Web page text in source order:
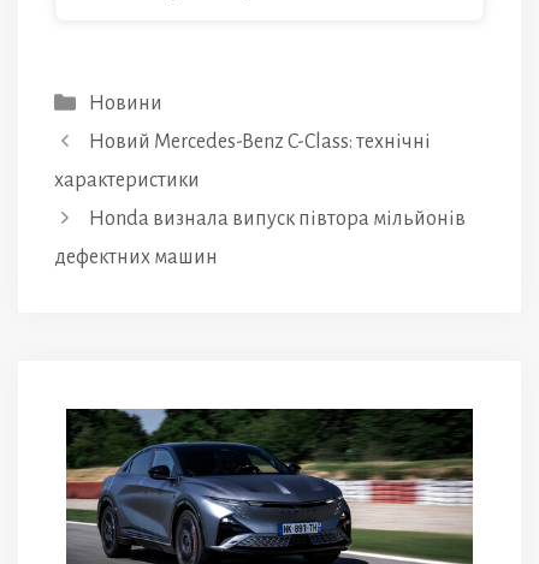
Категорії
Новини
Новий Mercedes-Benz C-Class: технічні
характеристики
Honda визнала випуск півтора мільйонів
дефектних машин